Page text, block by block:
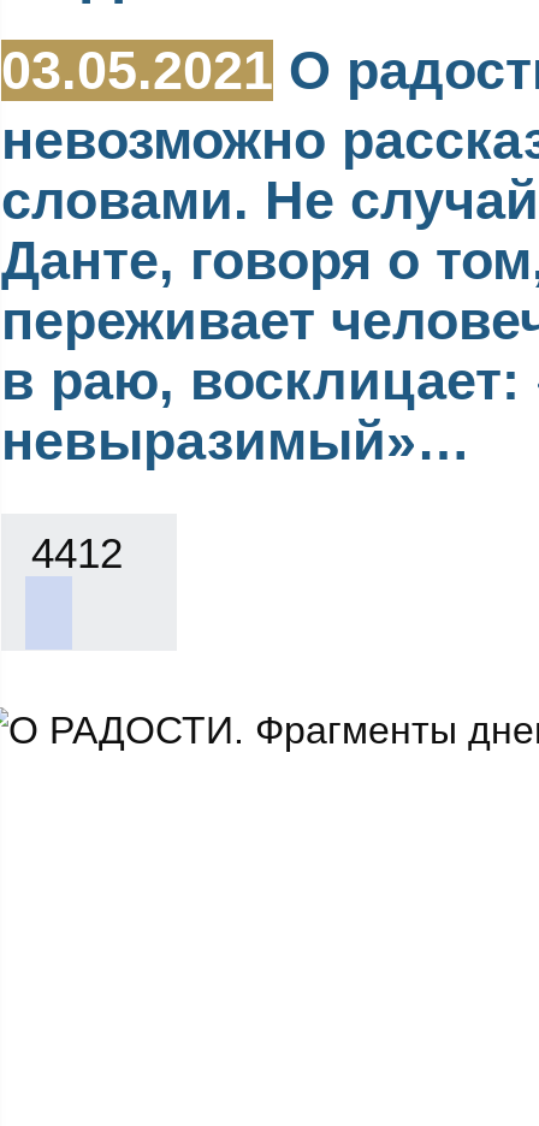
03.05.2021 О
невозможно
словами. Не
Данте, говоря о
переживает
в раю, восклицает:
невыразимый»…
4412